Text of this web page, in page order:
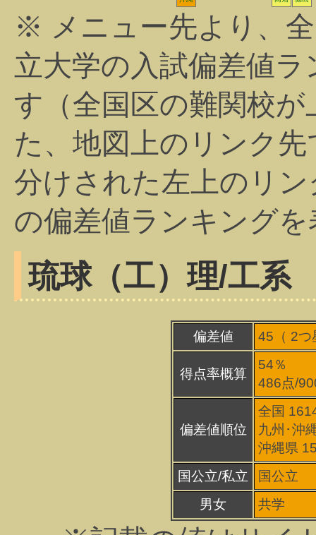
※ メニュー先より、
立大学の入試偏差値
す（全国区の難関校
た、地図上のリンク
分けされた左上のリ
の偏差値ランキング
琉球（工）理/工系
偏差値 45（ 2つ
得点率概算
54％
486点/
偏差値順位
全国
九州･沖
沖縄県
国公立/私立
国公立
男女
共学